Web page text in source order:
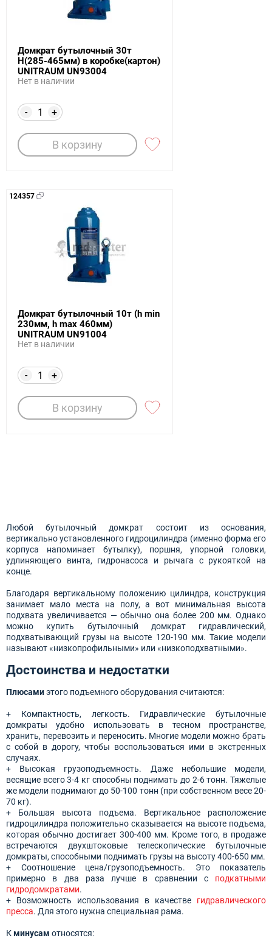
Домкрат бутылочный 30т
Н(285-465мм) в коробке(картон)
UNITRAUM UN93004
Нет в наличии
+
-
В корзину
124357
Домкрат бутылочный 10т (h min
230мм, h max 460мм)
UNITRAUM UN91004
Нет в наличии
+
-
В корзину
Любой бутылочный домкрат состоит из основания,
вертикально установленного гидроцилиндра (именно форма его
корпуса напоминает бутылку), поршня, упорной головки,
удлиняющего винта, гидронасоса и рычага с рукояткой на
конце.
Благодаря вертикальному положению цилиндра, конструкция
занимает мало места на полу, а вот минимальная высота
подхвата увеличивается — обычно она более 200 мм. Однако
можно купить бутылочный домкрат гидравлический,
подхватывающий грузы на высоте 120-190 мм. Такие модели
называют «низкопрофильными» или «низкоподхватными».
Достоинства и недостатки
Плюсамиэтого подъемного оборудования считаются:
+ Компактность, легкость. Гидравлические бутылочные
домкраты удобно использовать в тесном пространстве,
хранить, перевозить и переносить. Многие модели можно брать
с собой в дорогу, чтобы воспользоваться ими в экстренных
случаях.
+ Высокая грузоподъемность. Даже небольшие модели,
весящие всего 3-4 кг способны поднимать до 2-6 тонн. Тяжелые
же модели поднимают до 50-100 тонн (при собственном весе 20-
70 кг).
+ Большая высота подъема. Вертикальное расположение
гидроцилиндра положительно сказывается на высоте подъема,
которая обычно достигает 300-400 мм. Кроме того, в продаже
встречаются двухштоковые телескопические бутылочные
домкраты, способными поднимать грузы на высоту 400-650 мм.
+ Соотношение цена/грузоподъемность. Это показатель
примерно в два раза лучше в сравнении с подкатными
гидродомкратами.
+ Возможность использования в качестве гидравлического
пресса. Для этого нужна специальная рама.
Кминусам относятся: